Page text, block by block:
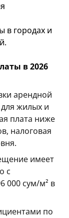
в городах и
в 2026
арендной
жилых и
плата ниже
налоговая
имеет
с
000 сум/м² в
по